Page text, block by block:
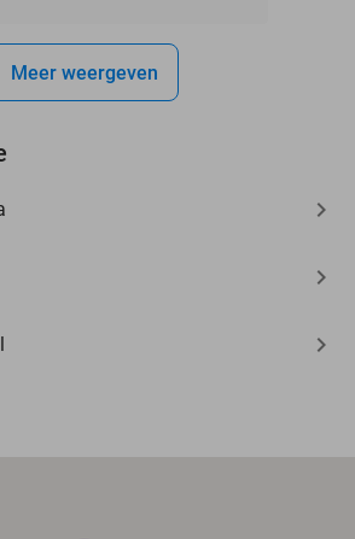
Meer weergeven